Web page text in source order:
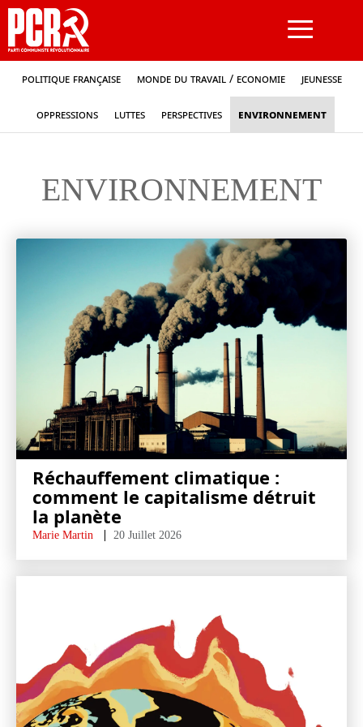
≡
Politique française Monde du travail / Economie Jeunesse
Oppressions Luttes Perspectives Environnement
ENVIRONNEMENT
Réchauffement climatique :
comment le capitalisme détruit
la planète
Marie Martin 20 Juillet 2026